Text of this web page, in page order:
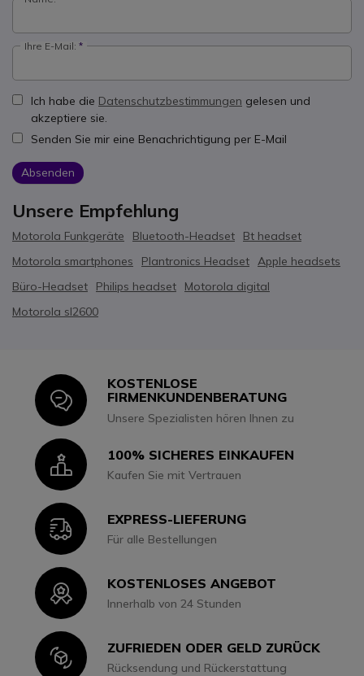
Ihre E-Mail:
Ich habe die Datenschutzbestimmungen gelesen und
akzeptiere sie.
Senden Sie mir eine Benachrichtigung per E-Mail
Absenden
Unsere Empfehlung
Motorola Funkgeräte Bluetooth-Headset
Bt headset
Motorola smartphones
Plantronics Headset
Apple headsets
Büro-Headset
Philips headset
Motorola digital
Motorola sl2600
Icon
KOSTENLOSE
FIRMENKUNDENBERATUNG
Unsere Spezialisten hören Ihnen zu
Icon100% SICHERES EINKAUFEN
Kaufen Sie mit Vertrauen
IconEXPRESS-LIEFERUNG
Für alle Bestellungen
IconKOSTENLOSES ANGEBOT
Innerhalb von 24 Stunden
IconZUFRIEDEN ODER GELD ZURÜCK
Rücksendung und Rückerstattung